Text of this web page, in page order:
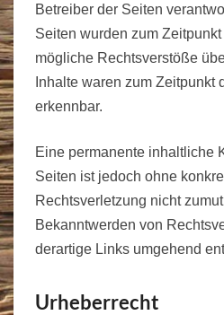
Betreiber der Seiten
Seiten wurden zum
mögliche Rechtsverstöße
Inhalte waren zum Zeitpunkt
erkennbar.
Eine permanente inhaltliche
Seiten ist jedoch ohne
Rechtsverletzung nicht
Bekanntwerden von
derartige Links umgehend
Urheberrecht